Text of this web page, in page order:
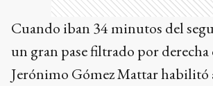
Cuando iban 34 minutos del
un gran pase filtrado por
Jerónimo Gómez Mattar habilitó